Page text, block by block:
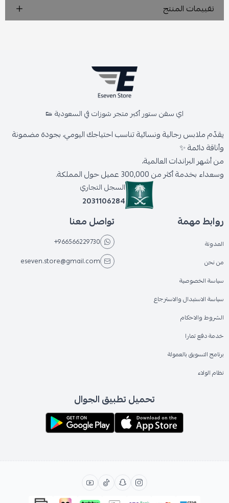
تقييمات المنتج
اي سفن ستور أكبر متجر شوزات في السعودية 👟
يقدّم ملابس رجالية ونسائية تناسب احتياجك اليومي، بجودة مضمونة
وأناقة دائمة ✨
من أشهر البراندات العالمية،
وسعداء بخدمة أكثر من 300,000 عميل حول المملكة.
السجل التجاري
2031106284
روابط مهمة
المدونة
من نحن
سياسة الخصوصية
سياسة الاستبدال والاسترجاع
الشروط والاحكام
خدمة دفع تمارا
برنامج التسويق بالعمولة
نظام الولاء
تواصل معنا
+966566229730
eseven.store@gmail.com
تحميل تطبيق الجوال